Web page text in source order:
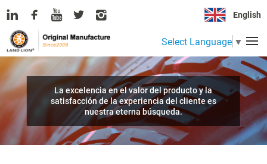
English
Select Language ▼
La excelencia en el valor del producto y la
satisfacción de la experiencia del cliente es
nuestra eterna búsqueda.